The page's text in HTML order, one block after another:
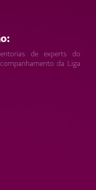
de experts do
da Liga